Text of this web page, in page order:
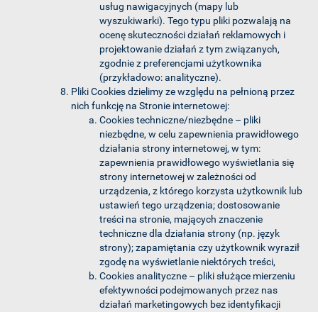
usług nawigacyjnych (mapy lub
wyszukiwarki). Tego typu pliki pozwalają na
ocenę skuteczności działań reklamowych i
projektowanie działań z tym związanych,
zgodnie z preferencjami użytkownika
(przykładowo: analityczne).
Pliki Cookies dzielimy ze względu na pełnioną przez
nich funkcję na Stronie internetowej:
Cookies techniczne/niezbędne – pliki
niezbędne, w celu zapewnienia prawidłowego
działania strony internetowej, w tym:
zapewnienia prawidłowego wyświetlania się
strony internetowej w zależności od
urządzenia, z którego korzysta użytkownik lub
ustawień tego urządzenia; dostosowanie
treści na stronie, mających znaczenie
techniczne dla działania strony (np. język
strony); zapamiętania czy użytkownik wyraził
zgodę na wyświetlanie niektórych treści,
Cookies analityczne – pliki służące mierzeniu
efektywności podejmowanych przez nas
działań marketingowych bez identyfikacji